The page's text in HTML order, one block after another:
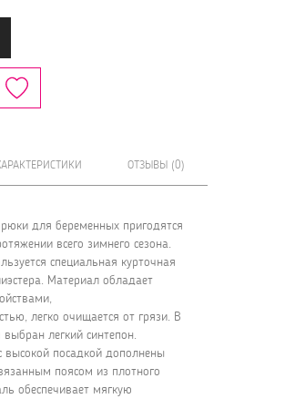
ОТЗЫВЫ (0)
для беременных пригодятся
всего зимнего сезона.
специальная курточная
Материал обладает
легко очищается от грязи. В
выбран легкий синтепон.
посадкой дополнены
поясом из плотного
обеспечивает мягкую